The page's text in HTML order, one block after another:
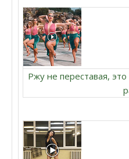
Ржу не переставая,